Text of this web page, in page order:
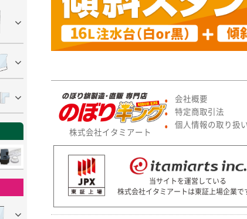
株式会社イタミアート
● 会社概要
● 特定商取引法
● 個人情報の取り扱
当サイトを運営している
株式会社イタミアートは東証上場企業で